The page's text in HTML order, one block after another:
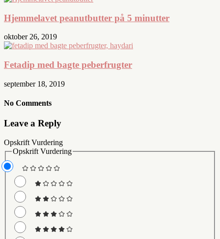
Hjemmelavet peanutbutter på 5 minutter
oktober 26, 2019
Fetadip med bagte peberfrugter
september 18, 2019
No Comments
Leave a Reply
Opskrift Vurdering
Opskrift Vurdering